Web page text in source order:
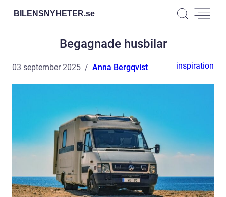
BILENSNYHETER.se
Begagnade husbilar
03 september 2025 Anna Bergqvist inspiration